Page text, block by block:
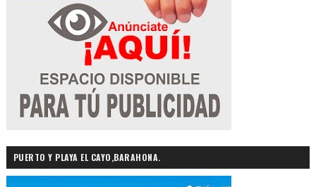
PUERTO Y PLAYA EL CAYO,BARAHONA.